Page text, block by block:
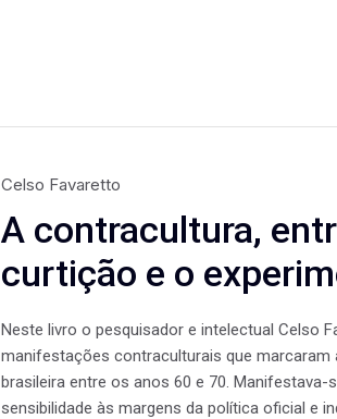
Celso Favaretto
A contracultura,
curtição e o
Neste livro o pesquisador e intelectual Celso
manifestações contraculturais que marcaram
brasileira entre os anos 60 e 70. Manifestava-
sensibilidade às margens da política oficial e